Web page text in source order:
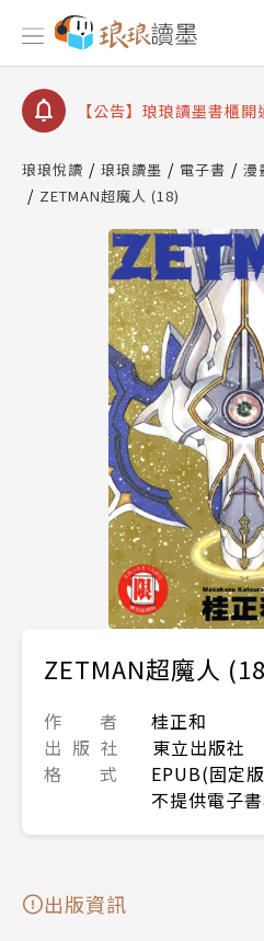
【公告】琅琅書店服務升
查詢
【公告】琅琅讀墨數位
【公告】琅琅讀墨書櫃
請圖文教學
【公告】琅琅書店服務升
查詢
【公告】琅琅讀墨數位
琅琅悅讀 琅琅讀墨 電子書 漫
ZETMAN超魔人 (18)
ZETMAN超魔人
作 者
桂正和
出 版 社
東立出版社
格 式
EPUB(固定
不提供電子
出版資訊